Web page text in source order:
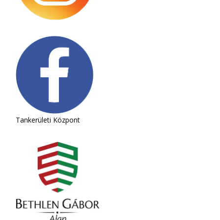
Tankerületi Központ